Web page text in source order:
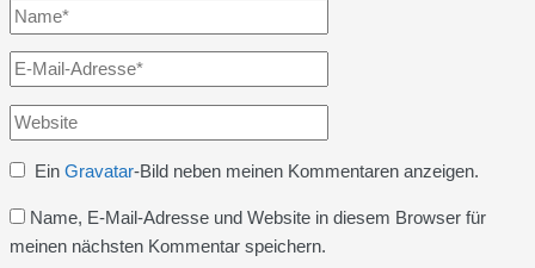
Name*
E-
Mail-
Adresse*
Website
Ein Gravatar-Bild neben meinen Kommentaren anzeigen.
Name, E-Mail-Adresse und Website in diesem Browser für
meinen nächsten Kommentar speichern.